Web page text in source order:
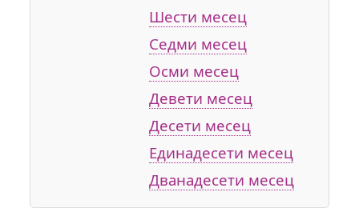
Шести месец
Седми месец
Осми месец
Девети месец
Десети месец
Единадесети месец
Дванадесети месец